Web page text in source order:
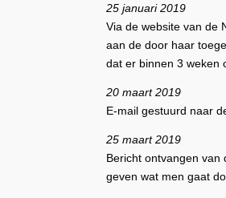
25 januari 2019
Via de website van de
aan de door haar
dat er binnen 3 weken
20 maart 2019
E-mail gestuurd naar
25 maart 2019
Bericht ontvangen van
geven wat men gaat